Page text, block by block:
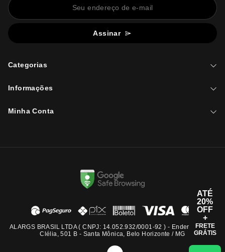
Assinar
Categorias
Informações
Minha Conta
ALARGS BRASIL LTDA ( CNPJ: 14.052.932/0001-92 ) - Endereço: Rua
Clélia, 501 B - Santa Mônica, Belo Horizonte / MG
ATÉ
20%
OFF
+
FRETE
GRÁTIS